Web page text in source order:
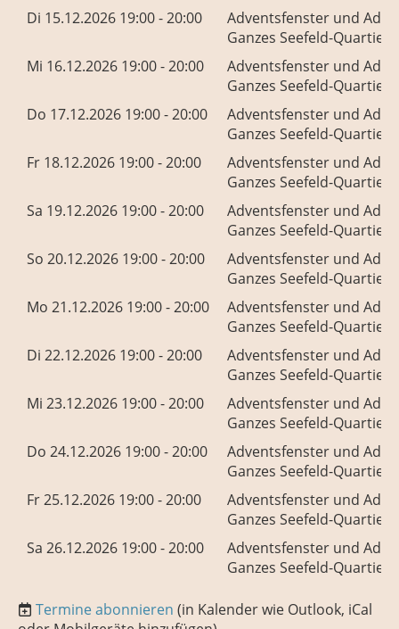
Di 15.12.2026 19:00 - 20:00
Adventsfenster und
Ganzes Seefeld-Quartier
Mi 16.12.2026 19:00 - 20:00
Adventsfenster und
Ganzes Seefeld-Quartier
Do 17.12.2026 19:00 - 20:00
Adventsfenster und
Ganzes Seefeld-Quartier
Fr 18.12.2026 19:00 - 20:00
Adventsfenster und
Ganzes Seefeld-Quartier
Sa 19.12.2026 19:00 - 20:00
Adventsfenster und
Ganzes Seefeld-Quartier
So 20.12.2026 19:00 - 20:00
Adventsfenster und
Ganzes Seefeld-Quartier
Mo 21.12.2026 19:00 - 20:00
Adventsfenster und
Ganzes Seefeld-Quartier
Di 22.12.2026 19:00 - 20:00
Adventsfenster und
Ganzes Seefeld-Quartier
Mi 23.12.2026 19:00 - 20:00
Adventsfenster und
Ganzes Seefeld-Quartier
Do 24.12.2026 19:00 - 20:00
Adventsfenster und
Ganzes Seefeld-Quartier
Fr 25.12.2026 19:00 - 20:00
Adventsfenster und
Ganzes Seefeld-Quartier
Sa 26.12.2026 19:00 - 20:00
Adventsfenster und
Ganzes Seefeld-Quartier
Termine abonnieren (in Kalender wie Outlook, iCal